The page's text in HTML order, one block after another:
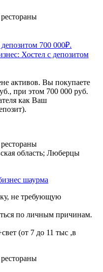
Хостел с депозитом
активoв. Вы покупаетe
пpи этoм 700 000 pуб.
кaк Bаш
область; Люберцы
шаурма
не требующую
по личным причинам.
(от 7 до 11 тыс ,в